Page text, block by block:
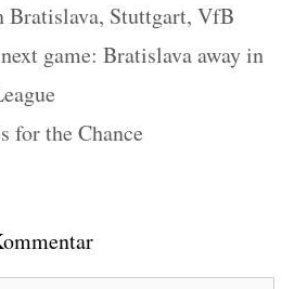
Bratislava, Stuttgart, VfB
game: Bratislava away in
for the Chance